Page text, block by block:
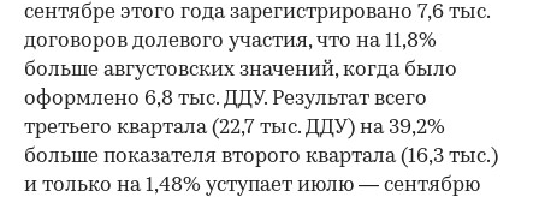
сентябре этого года зарегистрировано 7,6 тыс.
договоров долевого участия, что на 11,8%
больше августовских значений, когда было
оформлено 6,8 тыс. ДДУ. Результат всего
третьего квартала (22,7 тыс. ДДУ) на 39,2%
больше показателя второго квартала (16,3 тыс.)
и только на 1,48% уступает июлю — сентябрю